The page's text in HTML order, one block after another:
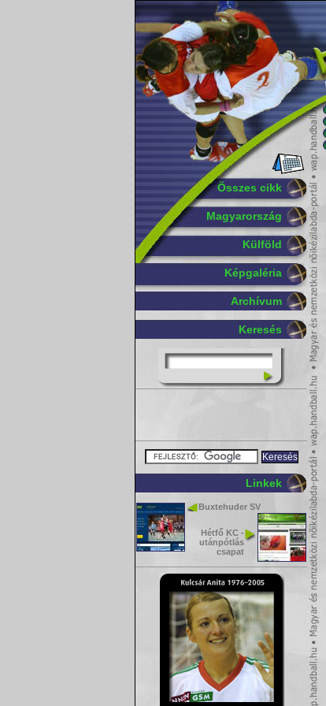
Összes cikk
Magyarország
Külföld
Képgaléria
Archívum
Keresés
Linkek
Buxtehuder SV
Hétfő KC -
utánpótlás
csapat